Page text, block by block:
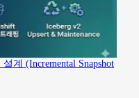
계 (Incremental Snapshot